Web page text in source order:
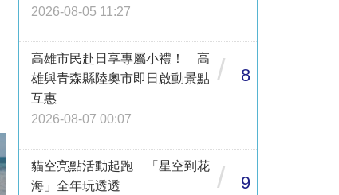
2026-08-05 11:27
高雄市民赴日享專屬小禮！ 高
雄與青森縣陸奧市即日啟動景點
互惠
2026-08-07 00:07
/ 8
貓空亮點活動起跑 「星空到花
海」全年玩透透
/ 9